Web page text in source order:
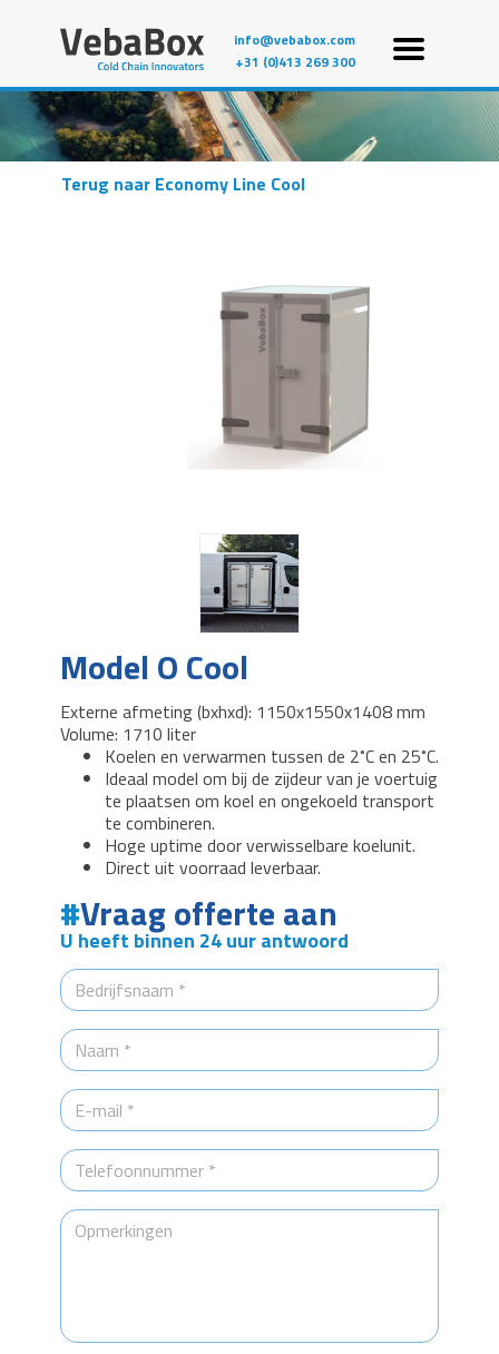
info@vebabox.com
+31 (0)413 269 300
Terug naar Economy Line Cool
Model O Cool
Externe afmeting (bxhxd): 1150x1550x1408 mm
Volume: 1710 liter
Koelen en verwarmen tussen de 2˚C en 25˚C.
Ideaal model om bij de zijdeur van je voertuig
te plaatsen om koel en ongekoeld transport
te combineren.
Hoge uptime door verwisselbare koelunit.
Direct uit voorraad leverbaar.
Vraag offerte aan
U heeft binnen 24 uur antwoord